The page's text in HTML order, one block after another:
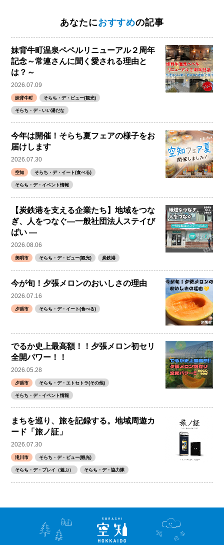
あなたにおすすめの記事
妹背牛町温泉ペペルリニューアル２周年
記念～常連さんに聞く愛される理由と
は？～
2026.07.09
妹背牛町 そらち・デ・ビュー(観光)
そらち・デ・いい湯だな
今年は開催！そらち夏フェアの様子をお
届けします
2026.07.30
空知 そらち・デ・イート(食べる)
そらち・デ・イベント情報
【炭鉄港を支える企業たち】地域をつな
ぎ、人をつなぐ―一般社団法人ステイび
ばい ―
2026.08.06
美唄市 そらち・デ・ビュー(観光) 炭鉄港
今が旬！夕張メロンのおいしさの理由
2026.07.16
夕張市 そらち・デ・イート(食べる)
でるか史上最高額！！夕張メロン初セリ
全開パワー！！
2026.05.28
夕張市 そらち・デ・エトセトラ(その他)
そらち・デ・イベント情報
まちを巡り、旅を記録する。地域周遊カ
ード「旅ノ証」
2026.07.30
滝川市 そらち・デ・ビュー(観光)
そらち・デ・プレイ（遊ぶ） そらち・デ・協力隊